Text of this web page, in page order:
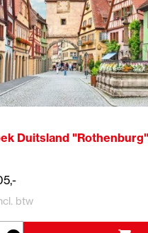
Duitsland
btw